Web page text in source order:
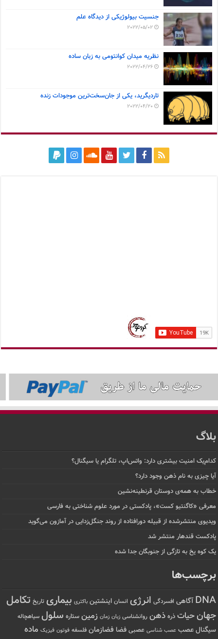
جنسیت بیولوژیکی از دیدگاه علم
2022/05/02
نظریه میدان کوانتومی به زبان ساده
2022/04/26
تاردیگرید، یکی از جان‌سخت‌ترین موجودات زنده
2022/04/20
بلاگ
کدام‌یک امنیت بیشتری دارد: واتس‌اپ، تلگرام یا سیگنال؟
آیا چیزی به نام ذهن وجود دارد؟
خطاب به همه‌ی دوستان قرنطینه‌نشین
معرفی «کاگنتیو کست»، پادکستی در مورد علوم شناختی به فارسی
ویدیوی منتشرشده از قبیله دورافتاده‌ از روند جنگل‌زدایی در آمازون می‌گوید
پادکست قندهار منتشر شد
یک کوه یخ به تازگی از جنوبگان جدا شده
برچسب‌ها
DNA آگاهی افسردگی انرژی انسان اینشتین باکتری بیماری تاریخ تکامل
جهانحیات ذره ذهن روانشناسی زبان زمان زمین ستاره سلول سیاهچاله
سیگنال عصب عصب شناسی عصبی فضا فضازمان فلسفه فوتون فیزیک ماده